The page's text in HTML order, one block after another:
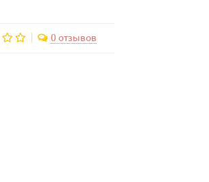
0 отзывов